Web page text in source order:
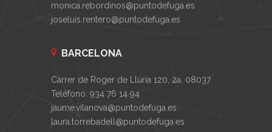
monica.rebordinos@puntodefuga.es
joseluis.rentero@puntodefuga.es
BARCELONA
Carrer de Roger de Llúria 120, 2a. 08037
Teléfono: 934 76 14 94
jaume.vilanova@puntodefuga.es
laura.torrebadell@puntodefuga.es